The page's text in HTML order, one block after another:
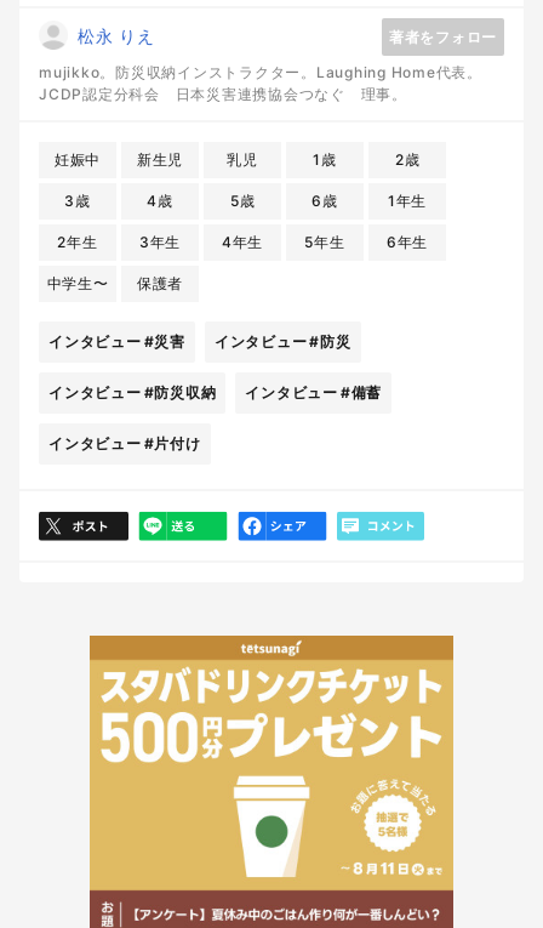
松永 りえ
著者をフォロー
mujikko。防災収納インストラクター。Laughing Home代表。
JCDP認定分科会 日本災害連携協会つなぐ 理事。
妊娠中 新生児 乳児 1歳 2歳
3歳 4歳 5歳 6歳 1年生
2年生 3年生 4年生 5年生 6年生
中学生〜 保護者
インタビュー #災害 インタビュー#防災
インタビュー #防災収納 インタビュー #備蓄
インタビュー #片付け